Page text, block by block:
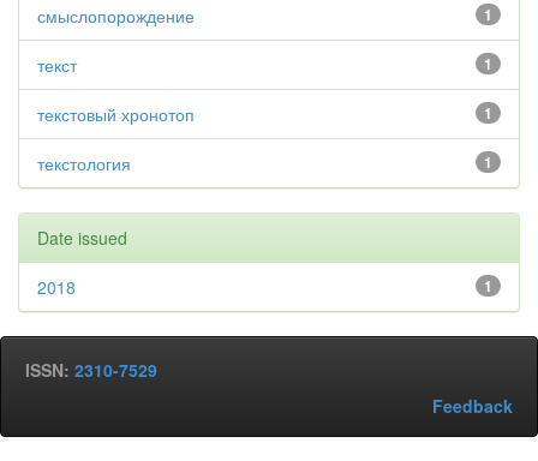
1
смыслопорождение
1
текст
1
текстовый хронотоп
1
текстология
Date issued
1
2018
ISSN: 2310-7529
Feedback